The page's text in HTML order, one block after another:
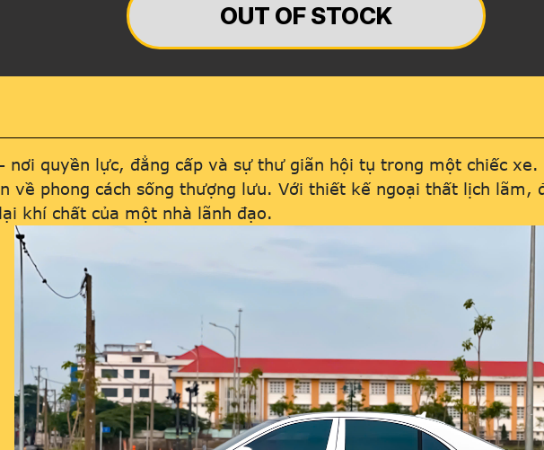
OUT OF STOCK
nơi quyền lực, đẳng cấp và sự thư giãn hội tụ trong một chiếc xe.
về phong cách sống thượng lưu. Với thiết kế ngoại thất lịch
khí chất của một nhà lãnh đạo.